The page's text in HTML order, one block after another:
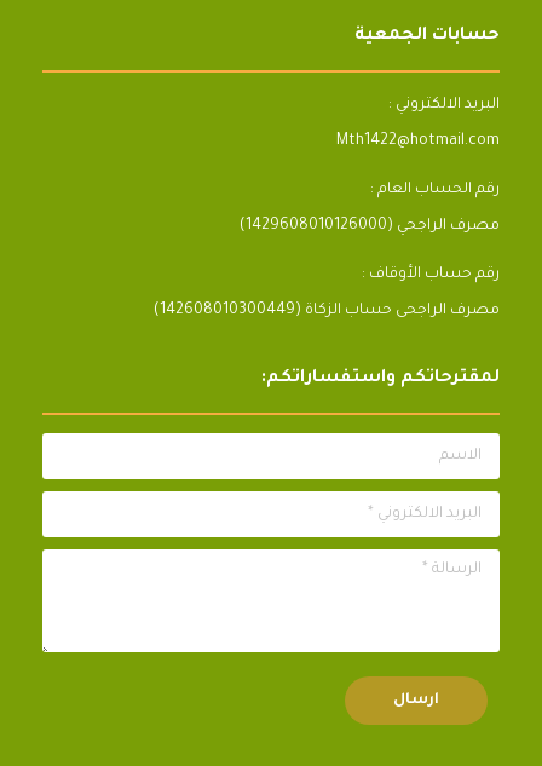
حسابات الجمعية
البريد الالكتروني :
Mth1422@hotmail.com
رقم الحساب العام :
مصرف الراجحي (1429608010126000)
رقم حساب الأوقاف :
مصرف الراجحى حساب الزكاة (142608010300449)
لمقترحاتكم واستفساراتكم:
الاسم
البريد الالكتروني *
الرسالة *